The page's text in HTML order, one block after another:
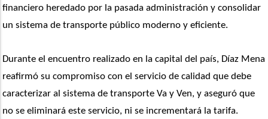
financiero heredado por la pasada administración y consolidar
un sistema de transporte público moderno y eficiente.
Durante el encuentro realizado en la capital del país, Díaz Mena
reafirmó su compromiso con el servicio de calidad que debe
caracterizar al sistema de transporte Va y Ven, y aseguró que
no se eliminará este servicio, ni se incrementará la tarifa.